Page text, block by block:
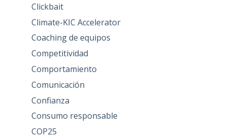
Clickbait
Climate-KIC Accelerator
Coaching de equipos
Competitividad
Comportamiento
Comunicación
Confianza
Consumo responsable
COP25